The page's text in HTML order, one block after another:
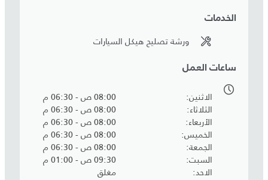
الخدمات
ورشة تصليح هيكل السيارات
ساعات العمل
الاثنين
08:00 ص - 06:30 م
الثلاثاء
08:00 ص - 06:30 م
الأربعاء
08:00 ص - 06:30 م
الخميس
08:00 ص - 06:30 م
الجمعة
08:00 ص - 06:30 م
السبت
09:30 ص - 01:00 م
الاحد
مغلق